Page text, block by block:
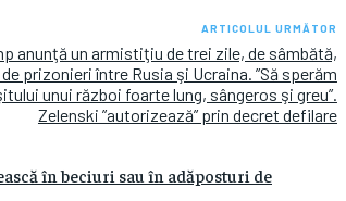
ARTICOLUL URMĂTOR
anunţă un armistiţiu de trei zile, de sâmbătă,
prizonieri între Rusia şi Ucraina. ”Să sperăm
unui război foarte lung, sângeros şi greu”.
Zelenski ”autorizează” prin decret defilare
în beciuri sau în adăposturi de